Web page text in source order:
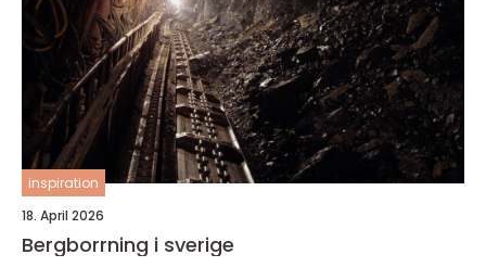
inspiration
18. April 2026
Bergborrning i sverige